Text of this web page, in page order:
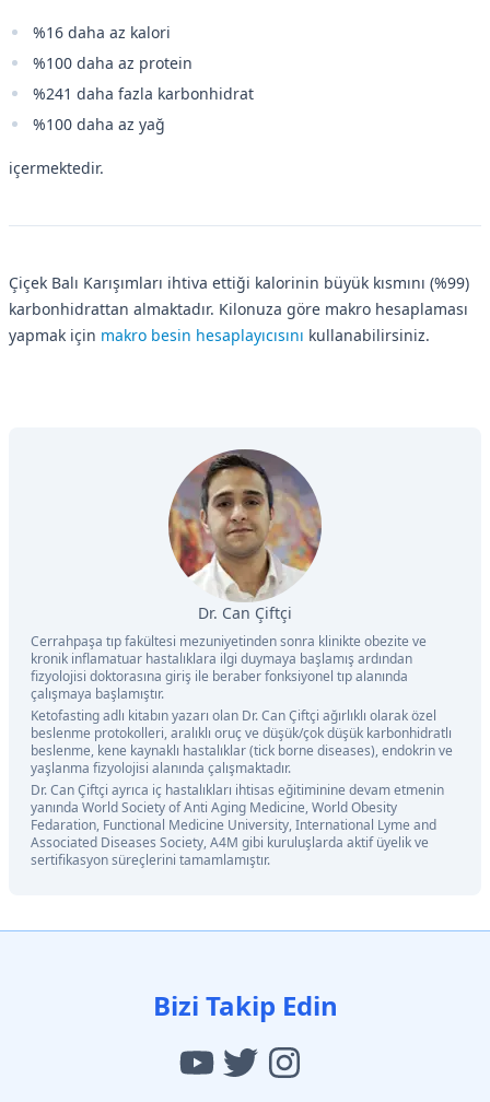
%16 daha az kalori
%100 daha az protein
%241 daha fazla karbonhidrat
%100 daha az yağ
içermektedir.
Çiçek Balı Karışımları ihtiva ettiği kalorinin büyük kısmını (%99)
karbonhidrattan almaktadır. Kilonuza göre makro hesaplaması
yapmak için makro besin hesaplayıcısını kullanabilirsiniz.
Dr. Can Çiftçi
Cerrahpaşa tıp fakültesi mezuniyetinden sonra klinikte obezite ve
kronik inflamatuar hastalıklara ilgi duymaya başlamış ardından
fizyolojisi doktorasına giriş ile beraber fonksiyonel tıp alanında
çalışmaya başlamıştır.
Ketofasting adlı kitabın yazarı olan Dr. Can Çiftçi ağırlıklı olarak özel
beslenme protokolleri, aralıklı oruç ve düşük/çok düşük karbonhidratlı
beslenme, kene kaynaklı hastalıklar (tick borne diseases), endokrin ve
yaşlanma fizyolojisi alanında çalışmaktadır.
Dr. Can Çiftçi ayrıca iç hastalıkları ihtisas eğitiminine devam etmenin
yanında World Society of Anti Aging Medicine, World Obesity
Fedaration, Functional Medicine University, International Lyme and
Associated Diseases Society, A4M gibi kuruluşlarda aktif üyelik ve
sertifikasyon süreçlerini tamamlamıştır.
Bizi Takip Edin